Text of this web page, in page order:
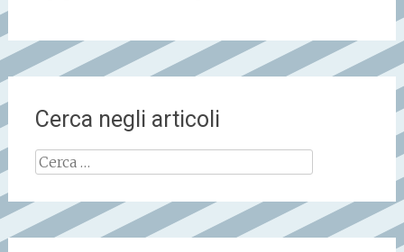
Cerca negli articoli
Ricerca